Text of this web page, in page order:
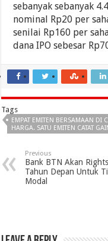
sebanyak sebanyak
nominal Rp20 per
senilai Rp160 per
dana IPO sebesar
Tags
EMPAT EMITEN BERSAMAAN DI
HARGA. SATU EMITEN CATAT
Previous
Bank BTN Akan
Tahun Depan Untuk
Modal